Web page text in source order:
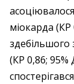
міокарда (КР
здебільшого
(КР 0,86;